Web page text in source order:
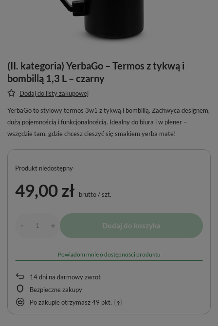
(II. kategoria) YerbaGo – Termos z tykwą i
bombillą 1,3 L – czarny
Dodaj do listy zakupowej
YerbaGo to stylowy termos 3w1 z tykwą i bombillą. Zachwyca designem,
dużą pojemnością i funkcjonalnością. Idealny do biura i w plener –
wszędzie tam, gdzie chcesz cieszyć się smakiem yerba mate!
14dni na darmowy zwrot
Bezpieczne zakupy
Po zakupie otrzymasz49 pkt.
Produkt niedostępny
49,00 zł brutto/szt.
- + Dodaj do koszyka
Powiadom mnie o dostępności produktu